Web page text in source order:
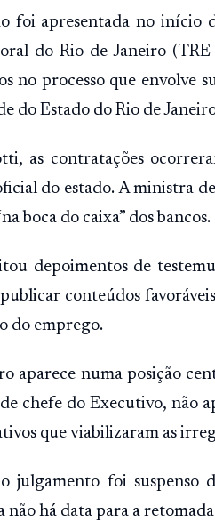
foi apresentada no início
do Rio de Janeiro
no processo que envolve
do Estado do Rio de
as contratações
do estado. A ministra
boca do caixa” dos bancos.
depoimentos de
conteúdos
do emprego.
aparece numa posição
chefe do Executivo, não
que viabilizaram as
julgamento foi suspenso
não há data para a retomada